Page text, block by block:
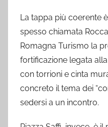
La tappa più coerente
spesso chiamata
Romagna Turismo la
fortificazione legata
con torrioni e cinta
concreto il tema dei
sedersi a un incontro.